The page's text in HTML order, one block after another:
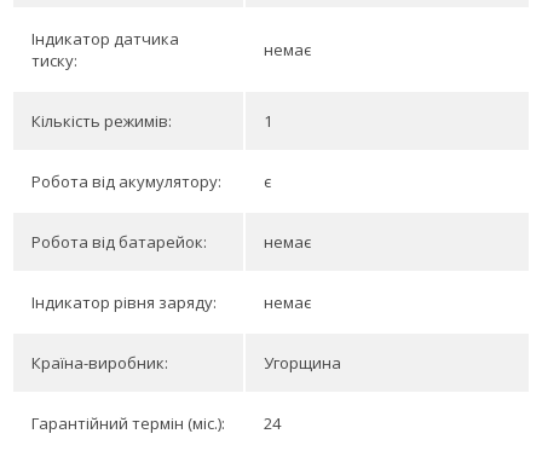
Індикатор датчика
тиску:
немає
Кількість режимів: 1
Робота від акумулятору: є
Робота від батарейок: немає
Індикатор рівня заряду: немає
Країна-виробник: Угорщина
Гарантійний термін (міс.): 24